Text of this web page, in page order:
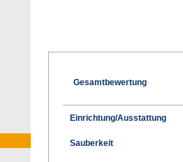
Gesamtbewertung
Einrichtung/Ausstattung
Sauberkeit